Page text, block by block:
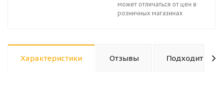
может отличаться от цен в
розничных магазинах
Характеристики Отзывы Подходит к